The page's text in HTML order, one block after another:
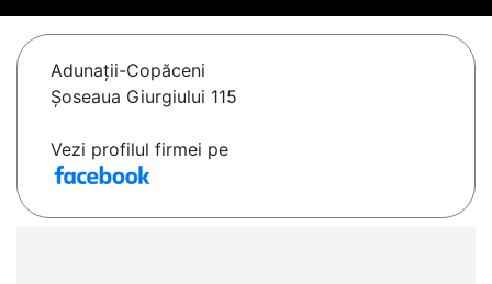
Adunaţii-Copăceni
Șoseaua Giurgiului 115
Vezi profilul firmei pe